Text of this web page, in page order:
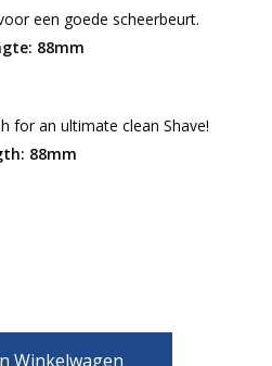
een goede scheerbeurt.
88mm
for an ultimate clean Shave!
88mm
Winkelwagen